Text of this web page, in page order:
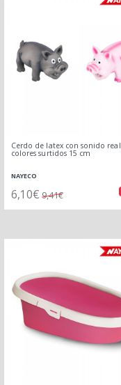
Cerdo de latex con sonido real
colores surtidos 15 cm
NAYECO
6,10€ 9,41€